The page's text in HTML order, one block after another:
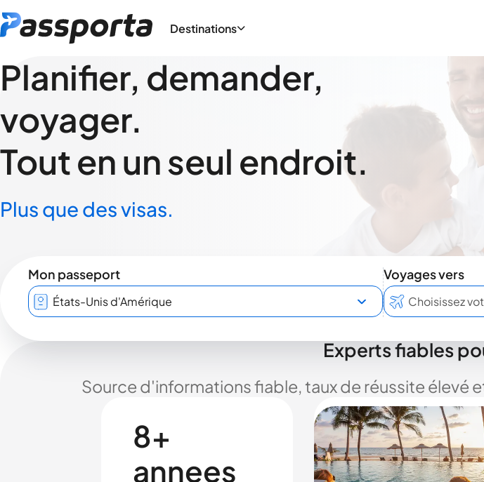
Destinations
Planifier, demander,
voyager.
Tout en un seul endroit.
Plus que des visas.
Mon passeport
Voyages vers
Experts fiables
Source d'informations fiable, taux de réussite élevé
8+
annees